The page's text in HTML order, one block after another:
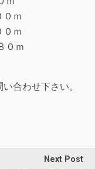
ｍ
ｍ
ｍ
合わせ下さい。
Next Post